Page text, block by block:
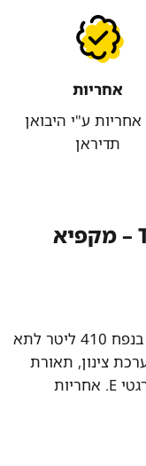
אחריות
ע"י היבואן
תדיראן
מקרר תדיראן TADR578SS – מקפיא
מקרר מקפיא עליון תדיראן TADR578 בנפח 410 ליטר לתא
צינון, תאורת
ותצוגת LED, פונקציית שבת, ודירוג אנרגטי E. אחריות